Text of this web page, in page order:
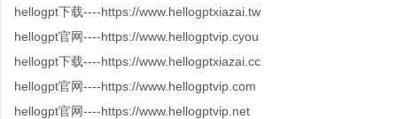
hellogpt下载----https://www.hellogptxiazai.tw
hellogpt官网----https://www.hellogptvip.cyou
hellogpt下载----https://www.hellogptxiazai.cc
hellogpt官网----https://www.hellogptvip.com
hellogpt官网----https://www.hellogptvip.net